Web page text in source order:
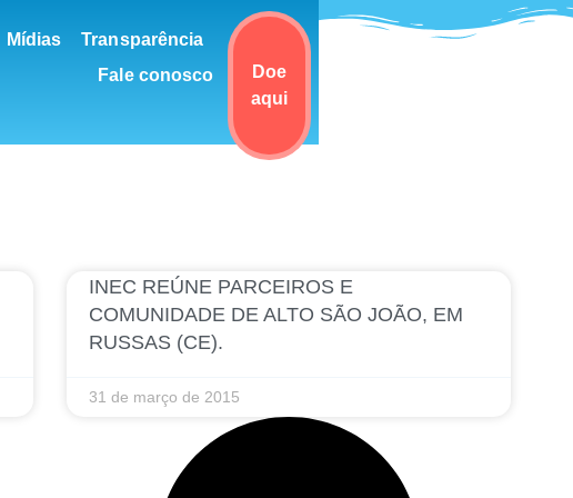
Mídias
Transparência
Fale conosco
Doe
aqui
INEC REÚNE PARCEIROS E
COMUNIDADE DE ALTO SÃO JOÃO, EM
RUSSAS (CE).
31 de março de 2015